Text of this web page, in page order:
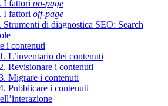
I fattori on-page
I fattori off-page
Strumenti di diagnostica SEO: Search
i contenuti
L’inventario dei contenuti
Revisionare i contenuti
Migrare i contenuti
Pubblicare i contenuti